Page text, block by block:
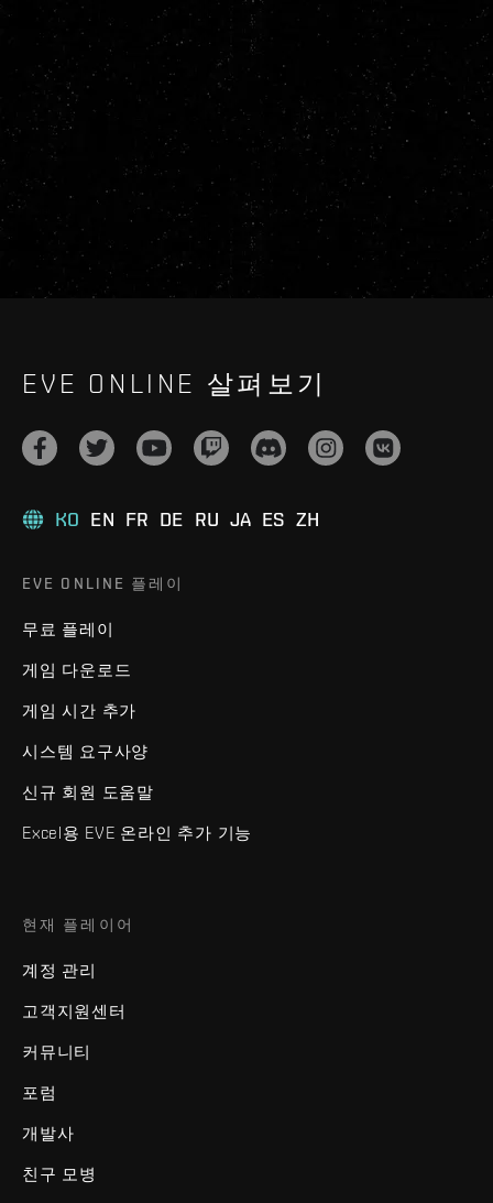
EVE ONLINE 살펴보기
KO EN FR DE RU JA ES ZH
EVE ONLINE 플레이
무료 플레이
게임 다운로드
게임 시간 추가
시스템 요구사양
신규 회원 도움말
Excel용 EVE 온라인 추가 기능
현재 플레이어
계정 관리
고객지원센터
커뮤니티
포럼
개발사
친구 모병